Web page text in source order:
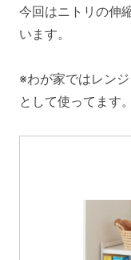
今回はニトリの伸
います。
※わが家ではレン
として使ってます。